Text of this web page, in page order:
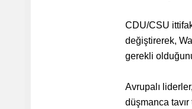
CDU/CSU
değiştirerek,
gerekli
Avrupalı
düşmanca